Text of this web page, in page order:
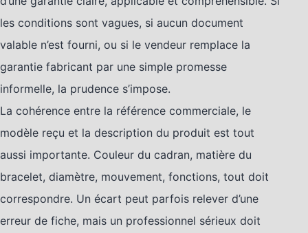
les conditions sont vagues, si aucun document
valable n’est fourni, ou si le vendeur remplace la
garantie fabricant par une simple promesse
informelle, la prudence s’impose.
La cohérence entre la référence commerciale, le
modèle reçu et la description du produit est tout
aussi importante. Couleur du cadran, matière du
bracelet, diamètre, mouvement, fonctions, tout doit
correspondre. Un écart peut parfois relever d’une
erreur de fiche, mais un professionnel sérieux doit